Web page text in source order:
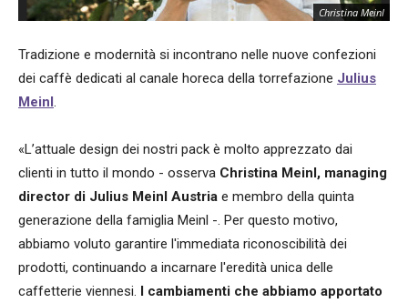
Christina Meinl
Tradizione e modernità si incontrano nelle nuove confezioni
dei caffè dedicati al canale horeca della torrefazione Julius
Meinl.
«L’attuale design dei nostri pack è molto apprezzato dai
clienti in tutto il mondo - osserva Christina Meinl, managing
director di Julius Meinl Austria e membro della quinta
generazione della famiglia Meinl -. Per questo motivo,
abbiamo voluto garantire l'immediata riconoscibilità dei
prodotti, continuando a incarnare l'eredità unica delle
caffetterie viennesi. I cambiamenti che abbiamo apportato